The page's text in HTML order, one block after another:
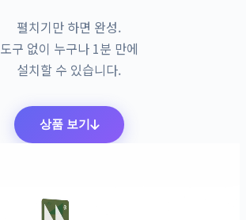
펼치기만 하면 완성.
도구 없이 누구나 1분 만에
설치할 수 있습니다.
상품 보기